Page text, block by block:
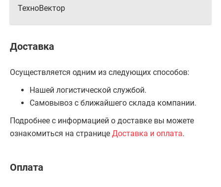
ТехноВектор
Доставка
Осуществляется одним из следующих способов:
Нашей логистической службой.
Самовывоз с ближайшего склада компании.
Подробнее с информацией о доставке вы можете
ознакомиться на странице Доставка и оплата.
Оплата